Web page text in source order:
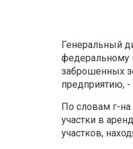
Генеральный
федеральному
заброшенных
предприятию,
По словам г-
участки в
участков,